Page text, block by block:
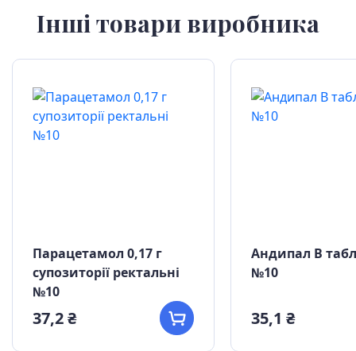
Інші товари виробника
Парацетамол 0,17 г
супозиторії ректальні
№10
37,2 ₴
Андипал В
№10
35,1 ₴